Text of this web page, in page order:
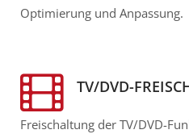
Optimierung und Anpassung.
TV/DVD-
Freischaltung der TV/DVD-